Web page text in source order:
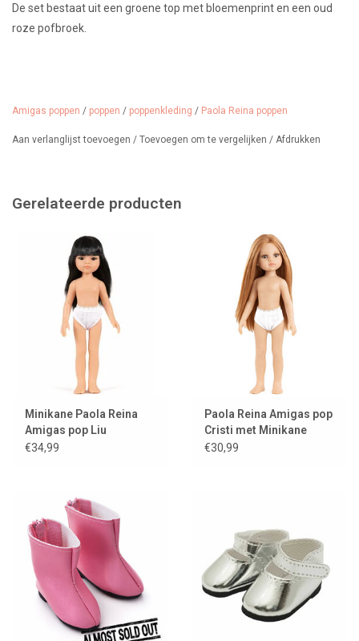
De set bestaat uit een groene top met bloemenprint en een oud
roze pofbroek.
Design: Roxana
Gemaakt in: (kleding) Spanje
Amigas poppen / poppen / poppenkleding / Paola Reina poppen
Aan verlanglijst toevoegen / Toevoegen om te vergelijken / Afdrukken
Gerelateerde producten
Minikane Paola Reina
Amigas pop Liu
€34,99
Paola Reina Amigas pop
Cristi met Minikane
onderbroekje
€30,99